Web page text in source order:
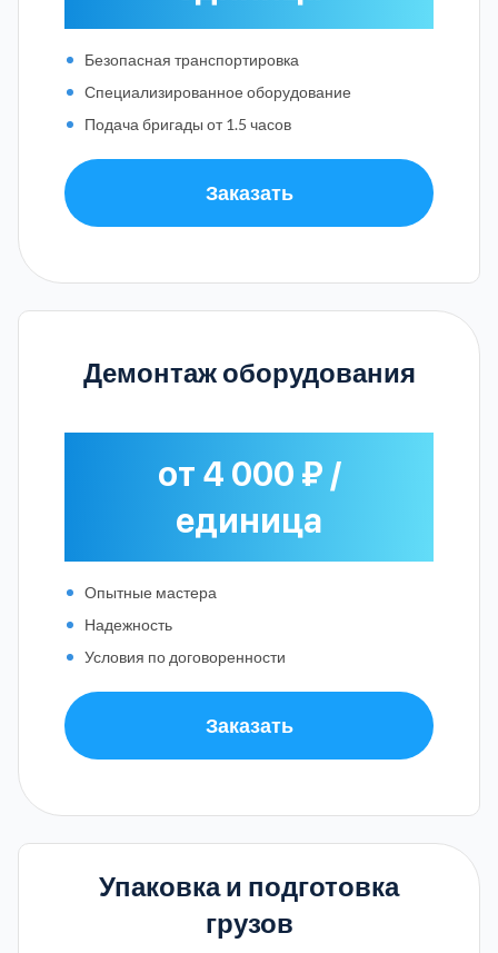
Безопасная транспортировка
Специализированное оборудование
Подача бригады от 1.5 часов
Заказать
Демонтаж оборудования
от 4 000 ₽ /
единица
Опытные мастера
Надежность
Условия по договоренности
Заказать
Упаковка и подготовка
грузов